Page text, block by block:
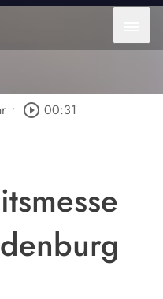
• play_circle_outline 00:31